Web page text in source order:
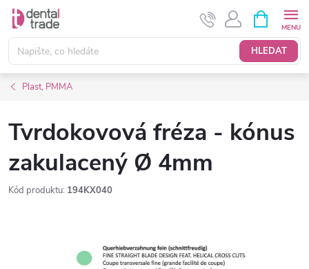
Přejít
obsah
HLEDAT
NÁKUPNÍ
KOŠÍK
Plast, PMMA
Tvrdokovová fréza - kónus
zakulacený Ø 4mm
Kód produktu: 194KX040